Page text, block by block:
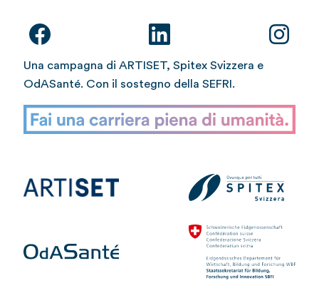
Una campagna di ARTISET, Spitex Svizzera e
OdASanté. Con il sostegno della SEFRI.